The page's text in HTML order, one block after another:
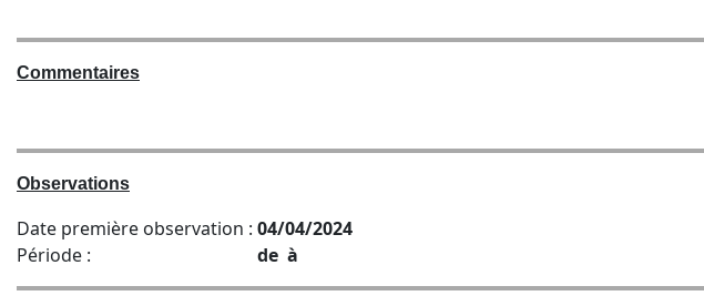
Commentaires
Observations
Date première observation : 04/04/2024
Période :
de à